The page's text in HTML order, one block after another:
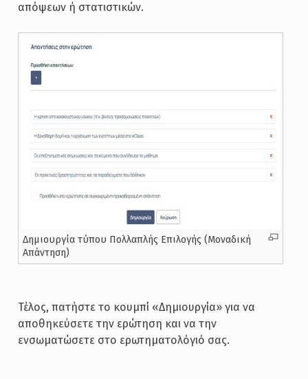
απόψεων ή στατιστικών.
Δημιουργία τύπου Πολλαπλής Επιλογής (Μοναδική
Απάντηση)
Τέλος, πατήστε το κουμπί «Δημιουργία» για να
αποθηκεύσετε την ερώτηση και να την
ενσωματώσετε στο ερωτηματολόγιό σας.